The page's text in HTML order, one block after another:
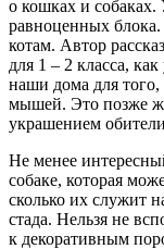
о кошках и собаках.
равноценных
котам. Автор
для 1 – 2 класса,
наши дома для того,
мышей. Это позже
украшением
Не менее
собаке, которая
сколько их служит
стада. Нельзя не
к декоративным